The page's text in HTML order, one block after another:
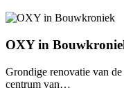
OXY in
Grondige renovatie van
centrum van…